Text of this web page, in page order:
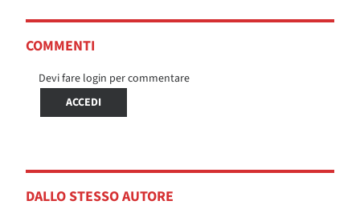
COMMENTI
Devi fare login per commentare
ACCEDI
DALLO STESSO AUTORE